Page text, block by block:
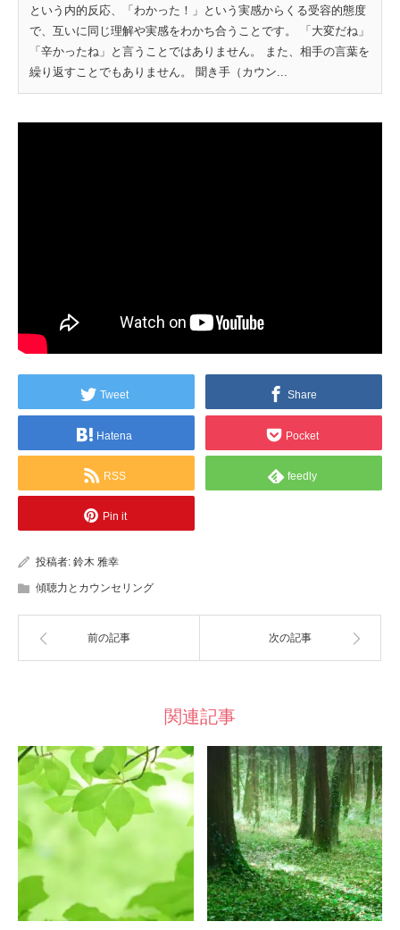
という内的反応、「わかった！」という実感からくる受容的態度
で、互いに同じ理解や実感をわかち合うことです。 「大変だね」
「辛かったね」と言うことではありません。 また、相手の言葉を
繰り返すことでもありません。 聞き手（カウン...
Tweet Share
Hatena Pocket
RSS feedly
Pin it
投稿者: 鈴木 雅幸
傾聴力とカウンセリング
前の記事 次の記事
関連記事